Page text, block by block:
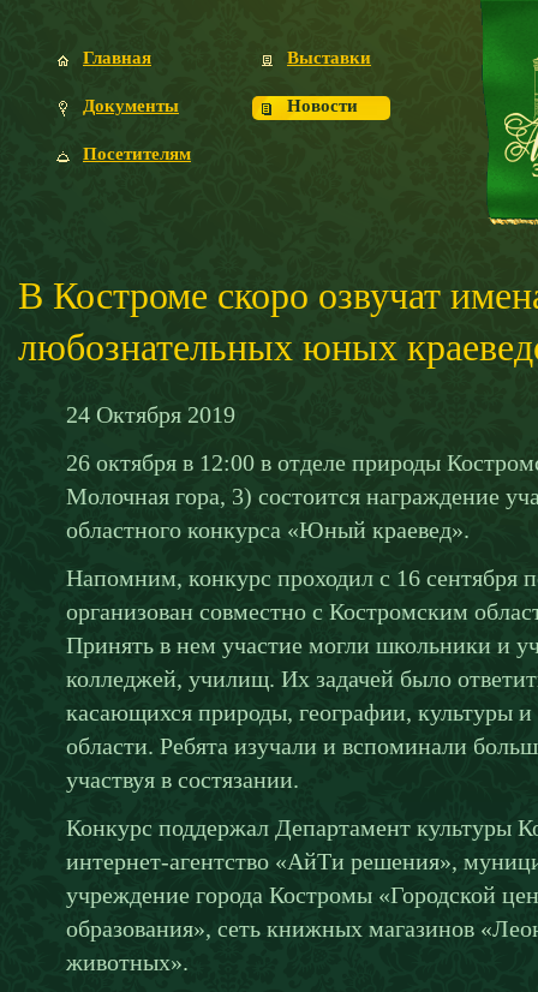
Главная
Документы
Посетителям
Выставки
Новости
В Костроме скоро озвучат
любознательных юных
24 Октября 2019
26 октября в 12:00 в отделе природы
Молочная гора, 3) состоится награждение
областного конкурса «Юный краевед».
Напомним, конкурс проходил с 16 сентября
организован совместно с Костромским
Принять в нем участие могли школьники и
колледжей, училищ. Их задачей было
касающихся природы, географии, культуры
области. Ребята изучали и вспоминали
участвуя в состязании.
Конкурс поддержал Департамент культуры
интернет-агентство «АйТи решения»,
учреждение города Костромы «Городской
образования», сеть книжных магазинов
животных».